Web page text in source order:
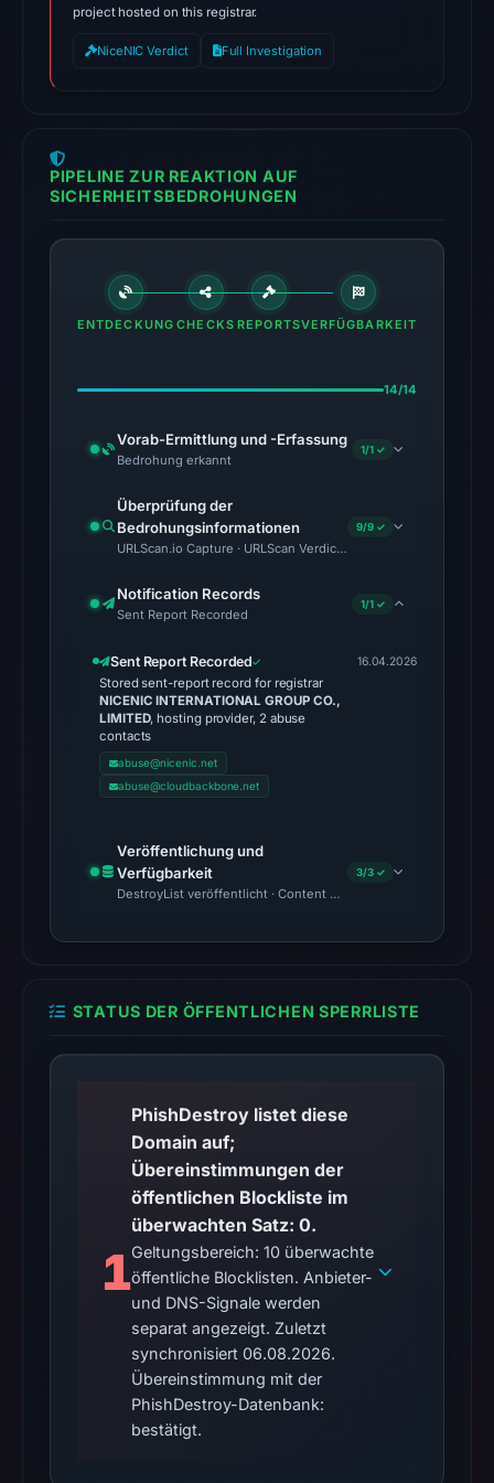
03:01
UTC.
the
on
Apr
16,
2026
The
probe
returned
502
on
6,
2026
at
02:35
UTC,
content
was
unavailable
location.
establish
the
cause.
Other
observations:
No
external
blocklist
matches
were
recorded
in
project hosted on this registrar.
NiceNIC Verdict Full Investigation
PIPELINE ZUR REAKTION AUF
SICHERHEITSBEDROHUNGEN
ENTDECKUNG CHECKS REPORTSVERFÜGBARKEIT
14/14
Vorab-Ermittlung und -Erfassung
Bedrohung erkannt
1/1 ✓
Überprüfung der
Bedrohungsinformationen
URLScan.io Capture · URLScan Verdict · Cloudflare Radar
9/9 ✓
Notification Records
Sent Report Recorded
1/1 ✓
Sent Report Recorded
Stored sent-report record for registrar
NICENIC INTERNATIONAL GROUP CO.,
LIMITED, hosting provider, 2 abuse
contacts
abuse@nicenic.net
abuse@cloudbackbone.net
16.04.2026
Veröffentlichung und
Verfügbarkeit
DestroyList veröffentlicht · Content Observed Unavailable ·
3/3 ✓
STATUS DER ÖFFENTLICHEN SPERRLISTE
1
PhishDestroy listet diese
Domain auf;
Übereinstimmungen der
öffentlichen Blockliste im
überwachten Satz: 0.
Geltungsbereich: 10 überwachte
öffentliche Blocklisten. Anbieter-
und DNS-Signale werden
separat angezeigt. Zuletzt
synchronisiert 06.08.2026.
Übereinstimmung mit der
PhishDestroy-Datenbank:
bestätigt.